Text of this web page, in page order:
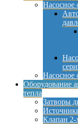
Насосное
Насосное
Оборудование
тепла
Затворы
Клапан 2-